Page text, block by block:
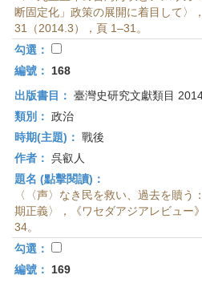
断固定化」政策の展開に着目して〉
31（2014.3），頁 1–31。
勾選：
編號：
168
出版書目： 臺灣史研究文獻類目
類別： 政治
時期(主題)： 戰後
作者： 呉叡人
題名 (點擊閱讀)：
〈〈声〉なき民を救い、過去を贖
期正義〉，《ワセダアジアレビュー
34。
勾選：
編號：
169